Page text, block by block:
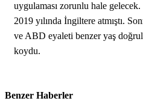
uygulaması zorunlu hale
2019 yılında İngiltere atmıştı.
ve ABD eyaleti benzer yaş
koydu.
Benzer Haberler